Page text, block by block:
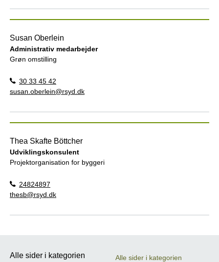
Susan Oberlein
Administrativ medarbejder
Grøn omstilling
30 33 45 42
susan.oberlein@rsyd.dk
Thea Skafte Böttcher
Udviklingskonsulent
Projektorganisation for byggeri
24824897
thesb@rsyd.dk
Alle sider i kategorien
Alle sider i kategorien